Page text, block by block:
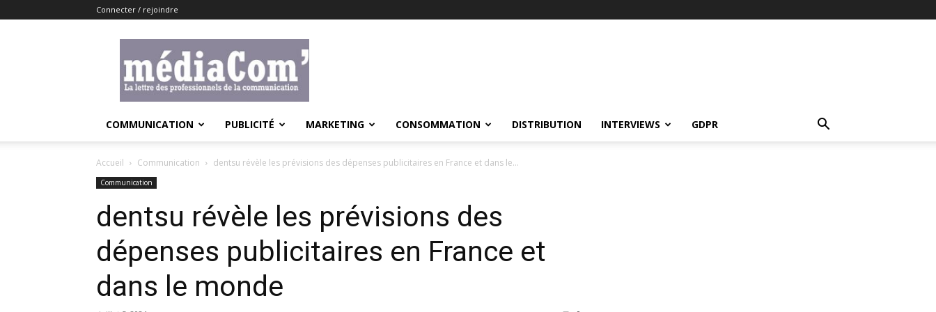
Connecter / rejoindre
COMMUNICATION PUBLICITÉ MARKETING CONSOMMATION DISTRIBUTION INTERVIEWS GDPR
Accueil Communication dentsu révèle les prévisions des dépenses publicitaires en France et dans le...
Communication
dentsu révèle les prévisions des
dépenses publicitaires en France et
dans le monde